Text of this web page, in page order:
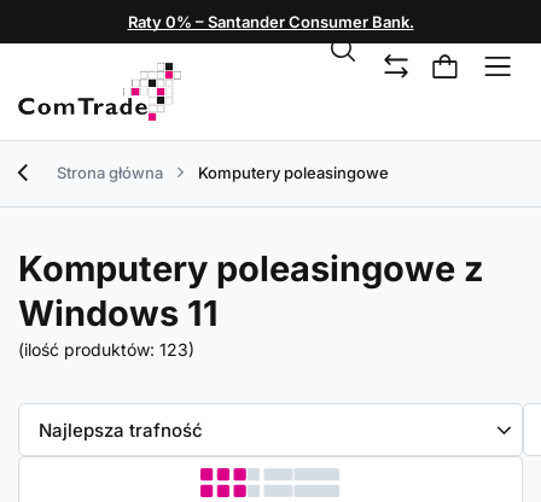
Raty 0% – Santander Consumer Bank.
Strona główna Komputery poleasingowe
Komputery poleasingowe z
Windows 11
(ilość produktów: 123)
Zmień sortowanie
Najlepsza trafność